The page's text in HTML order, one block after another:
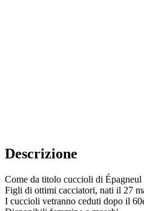
Descrizione
Come da titolo cuccioli di Épagneul
Figli di ottimi cacciatori, nati il 27
I cuccioli vetranno ceduti dopo il